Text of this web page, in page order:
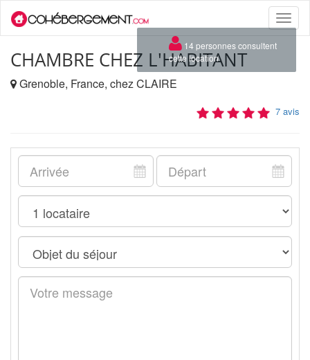
Toggle
CHAMBRE CHEZ L'HABITANT
Grenoble, France, chez CLAIRE
7 avis
×
14 personnes consultent
cette location